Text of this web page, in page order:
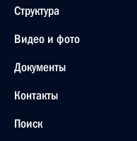
Структура
Видео и фото
Документы
Контакты
Поиск